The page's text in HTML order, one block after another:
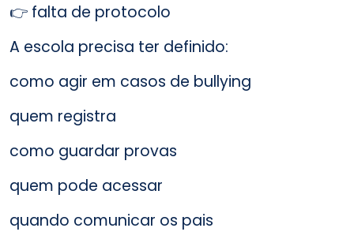
👉 falta de protocolo
A escola precisa ter definido:
como agir em casos de bullying
quem registra
como guardar provas
quem pode acessar
quando comunicar os pais